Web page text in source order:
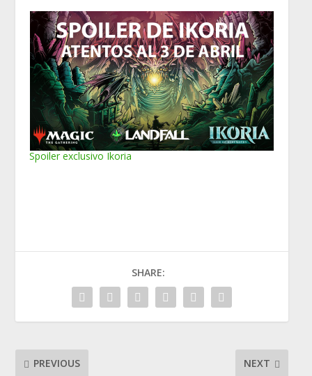
Spoiler exclusivo Ikoria
SHARE:
PREVIOUS NEXT